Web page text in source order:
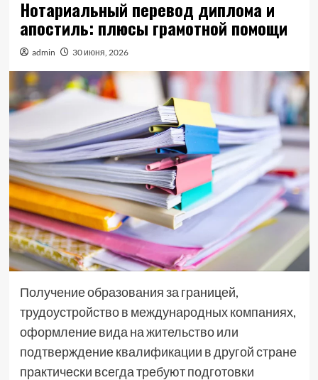
Нотариальный перевод диплома и
апостиль: плюсы грамотной помощи
admin 30 июня, 2026
Получение образования за границей,
трудоустройство в международных компаниях,
оформление вида на жительство или
подтверждение квалификации в другой стране
практически всегда требуют подготовки